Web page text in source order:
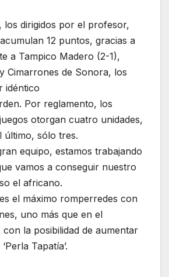
los dirigidos por el profesor,
12 puntos, gracias a
a Tampico Madero (2-1),
Cimarrones de Sonora, los
idéntico
Por reglamento, los
otorgan cuatro unidades,
último, sólo tres.
equipo, estamos trabajando
vamos a conseguir nuestro
el africano.
el máximo romperredes con
uno más que en el
la posibilidad de aumentar
Tapatía’.